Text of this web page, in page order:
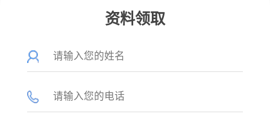
资料领取